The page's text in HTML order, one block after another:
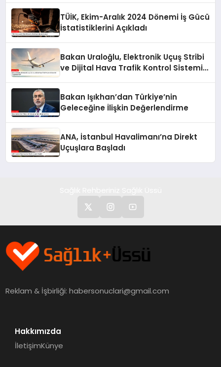
TÜİK, Ekim-Aralık 2024 Dönemi İş Gücü
İstatistiklerini Açıkladı
Bakan Uraloğlu, Elektronik Uçuş Stribi
ve Dijital Hava Trafik Kontrol Sistemini
Bakan Işıkhan’dan Türkiye’nin
Geleceğine İlişkin Değerlendirme
ANA, İstanbul Havalimanı’na Direkt
Uçuşlara Başladı
Reklam & İşbirliği:habersonuclari@gmail.com
Hakkımızda
İletişimKünye